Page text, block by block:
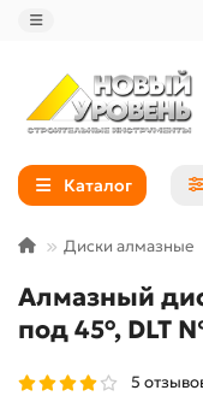
Каталог
Диски алмазные
Алмазный
под 45°, DLT
5